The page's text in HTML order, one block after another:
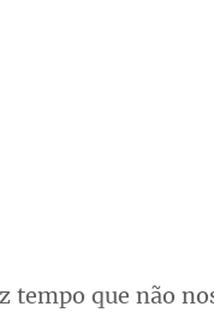
tempo q